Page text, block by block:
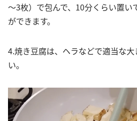
～3枚）で包んで、10分くらい置い
ができます。
4.焼き豆腐は、ヘラなどで適当な
い。